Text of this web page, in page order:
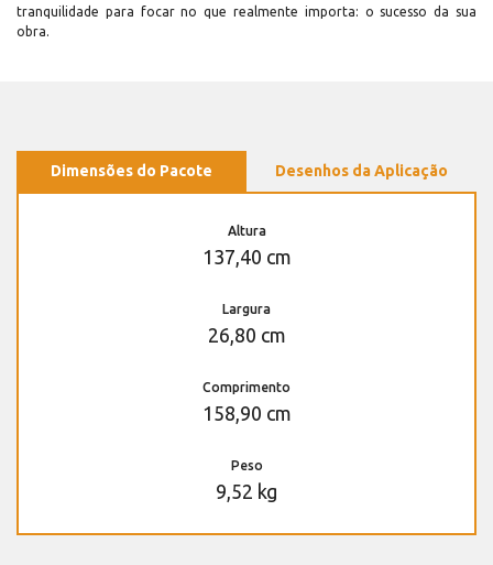
tranquilidade para focar no que realmente importa: o sucesso da sua
obra.
Dimensões do Pacote Desenhos da Aplicação
Altura
137,40 cm
Largura
26,80 cm
Comprimento
158,90 cm
Peso
9,52 kg